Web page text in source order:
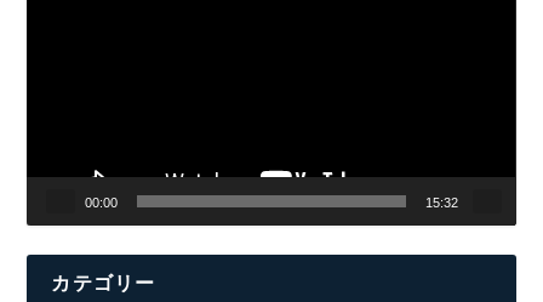
00:00 15:32
カテゴリー